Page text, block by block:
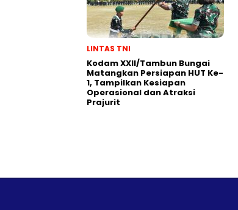
LINTAS TNI
Kodam XXII/Tambun Bungai
Matangkan Persiapan HUT Ke-
1, Tampilkan Kesiapan
Operasional dan Atraksi
Prajurit